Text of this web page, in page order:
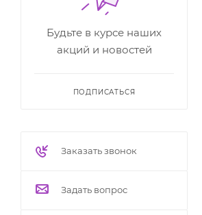
Будьте в курсе наших
акций и новостей
ПОДПИСАТЬСЯ
Заказать звонок
Задать вопрос